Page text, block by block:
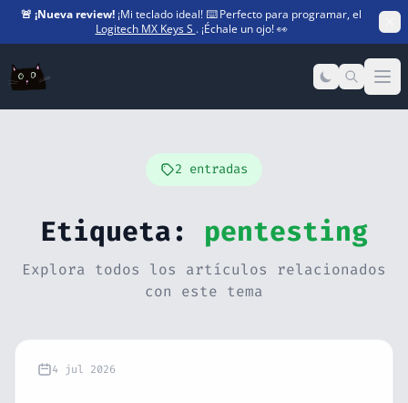
🚨 ¡Nueva review! ¡Mi teclado ideal! ⌨️ Perfecto para programar, el
Logitech MX Keys S . ¡Échale un ojo! 👀
2 entradas
Etiqueta: pentesting
Explora todos los artículos relacionados
con este tema
4 jul 2026